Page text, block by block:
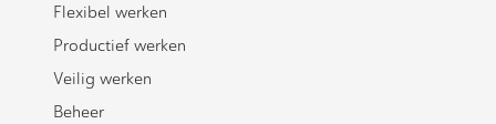
Flexibel werken
Productief werken
Veilig werken
Beheer